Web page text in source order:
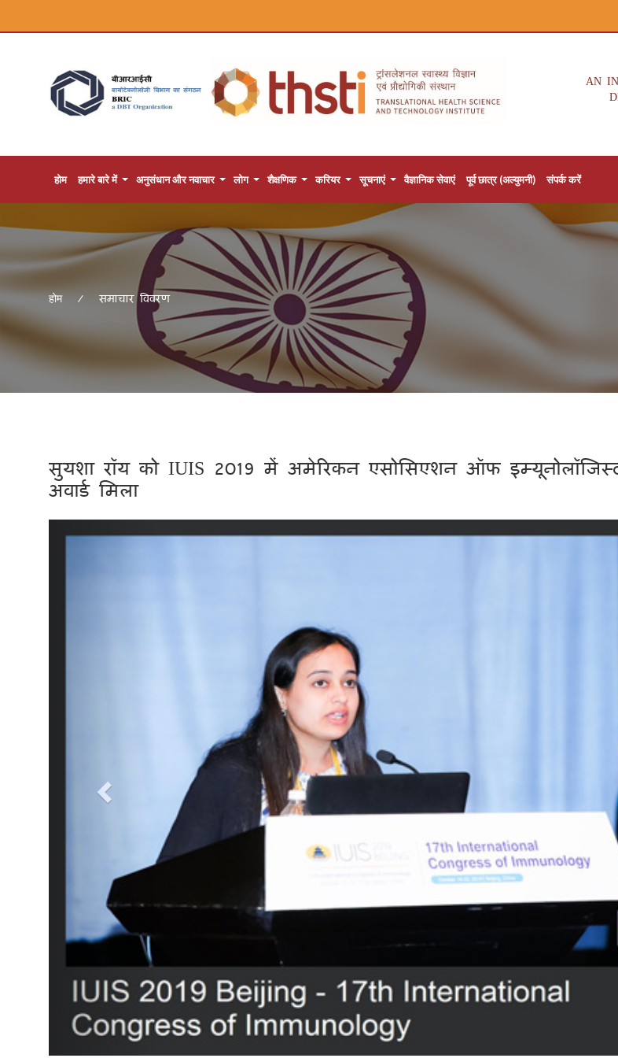
AN
होम हमारे बारे में अनुसंधान और नवाचार लोग शैक्षणिक करियर सूचनाएं वैज्ञानिक सेवाएं पूर्व छात्र (अल्युमनी) संपर्क करें
होम समाचार विवरण
सुयशा रॉय को IUIS 2019 में अमेरिकन एसोसिएशन ऑफ
अवार्ड मिला